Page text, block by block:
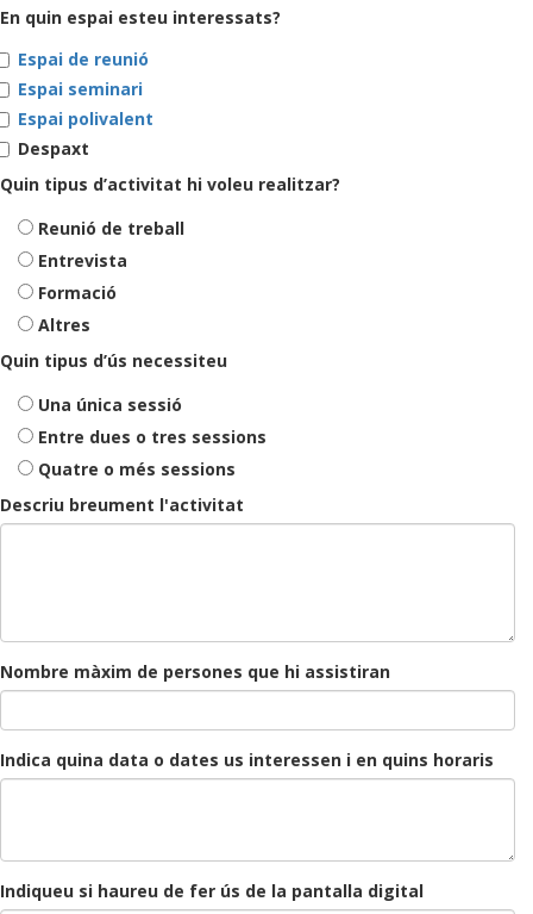
En quin espai esteu interessats?
Espai de reunió
Espai seminari
Espai polivalent
Despaxt
Quin tipus d’activitat hi voleu realitzar?
Reunió de treball
Entrevista
Formació
Altres
Quin tipus d’ús necessiteu
Una única sessió
Entre dues o tres sessions
Quatre o més sessions
Descriu breument l'activitat
Nombre màxim de persones que hi assistiran
Indica quina data o dates us interessen i en quins horaris
Indiqueu si haureu de fer ús de la pantalla digital